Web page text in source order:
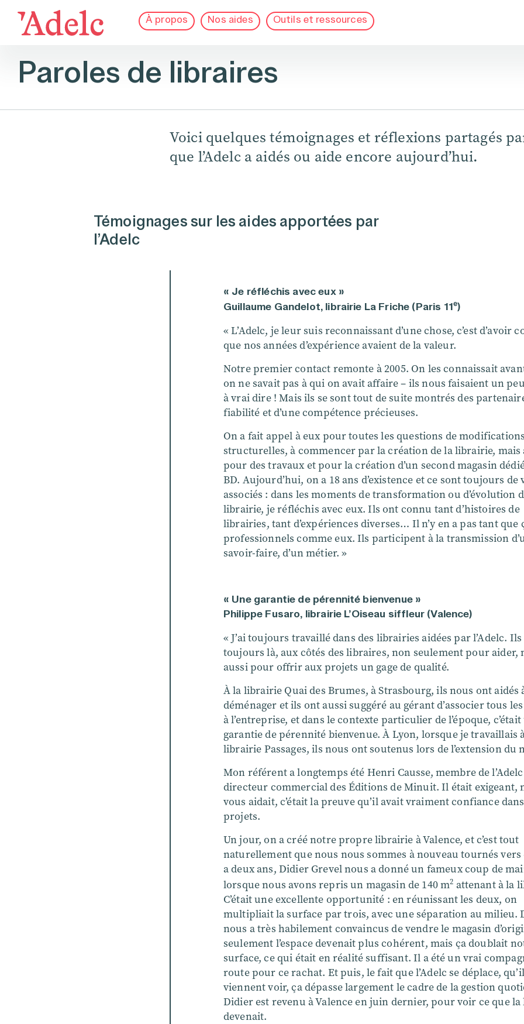
À propos Nos aides Outils et ressources
Paroles de libraires
Voici quelques témoignages et réflexions partagés
que l’Adelc a aidés ou aide encore aujourd’hui.
Témoignages sur les aides apportées par
l’Adelc
« Je réfléchis avec eux »
Guillaume Gandelot, librairie La Friche (Paris 11 e)
« L’Adelc, je leur suis reconnaissant d’une chose, c’est d’avoir
que nos années d’expérience avaient de la valeur.
Notre premier contact remonte à 2005. On les connaissait
on ne savait pas à qui on avait affaire – ils nous faisaient un
à vrai dire ! Mais ils se sont tout de suite montrés des
fiabilité et d’une compétence précieuses.
On a fait appel à eux pour toutes les questions de
structurelles, à commencer par la création de la librairie, mais
pour des travaux et pour la création d’un second magasin
BD. Aujourd’hui, on a 18 ans d’existence et ce sont toujours de
associés : dans les moments de transformation ou d’évolution
librairie, je réfléchis avec eux. Ils ont connu tant d’histoires de
librairies, tant d’expériences diverses… Il n’y en a pas tant que
professionnels comme eux. Ils participent à la transmission
savoir-faire, d’un métier. »
« Une garantie de pérennité bienvenue »
Philippe Fusaro, librairie L’Oiseau siffleur (Valence)
« J’ai toujours travaillé dans des librairies aidées par l’Adelc.
toujours là, aux côtés des libraires, non seulement pour aider,
aussi pour offrir aux projets un gage de qualité.
À la librairie Quai des Brumes, à Strasbourg, ils nous ont aidés
déménager et ils ont aussi suggéré au gérant d’associer tous
à l’entreprise, et dans le contexte particulier de l’époque,
garantie de pérennité bienvenue. À Lyon, lorsque je travaillais
librairie Passages, ils nous ont soutenus lors de l’extension du
Mon référent a longtemps été Henri Causse, membre de
directeur commercial des Éditions de Minuit. Il était exigeant,
vous aidait, c’était la preuve qu’il avait vraiment confiance
projets.
Un jour, on a créé notre propre librairie à Valence, et c’est tout
naturellement que nous nous sommes à nouveau tournés
a deux ans, Didier Grevel nous a donné un fameux coup de
lorsque nous avons repris un magasin de 140 m2 attenant à la
C’était une excellente opportunité : en réunissant les deux, on
multipliait la surface par trois, avec une séparation au milieu.
nous a très habilement convaincus de vendre le magasin
seulement l’espace devenait plus cohérent, mais ça doublait
surface, ce qui était en réalité suffisant. Il a été un vrai
route pour ce rachat. Et puis, le fait que l’Adelc se déplace,
viennent voir, ça dépasse largement le cadre de la gestion
Didier est revenu à Valence en juin dernier, pour voir ce que
devenait.